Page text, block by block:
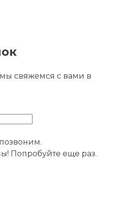
свяжемся с вами в
Попробуйте еще раз.